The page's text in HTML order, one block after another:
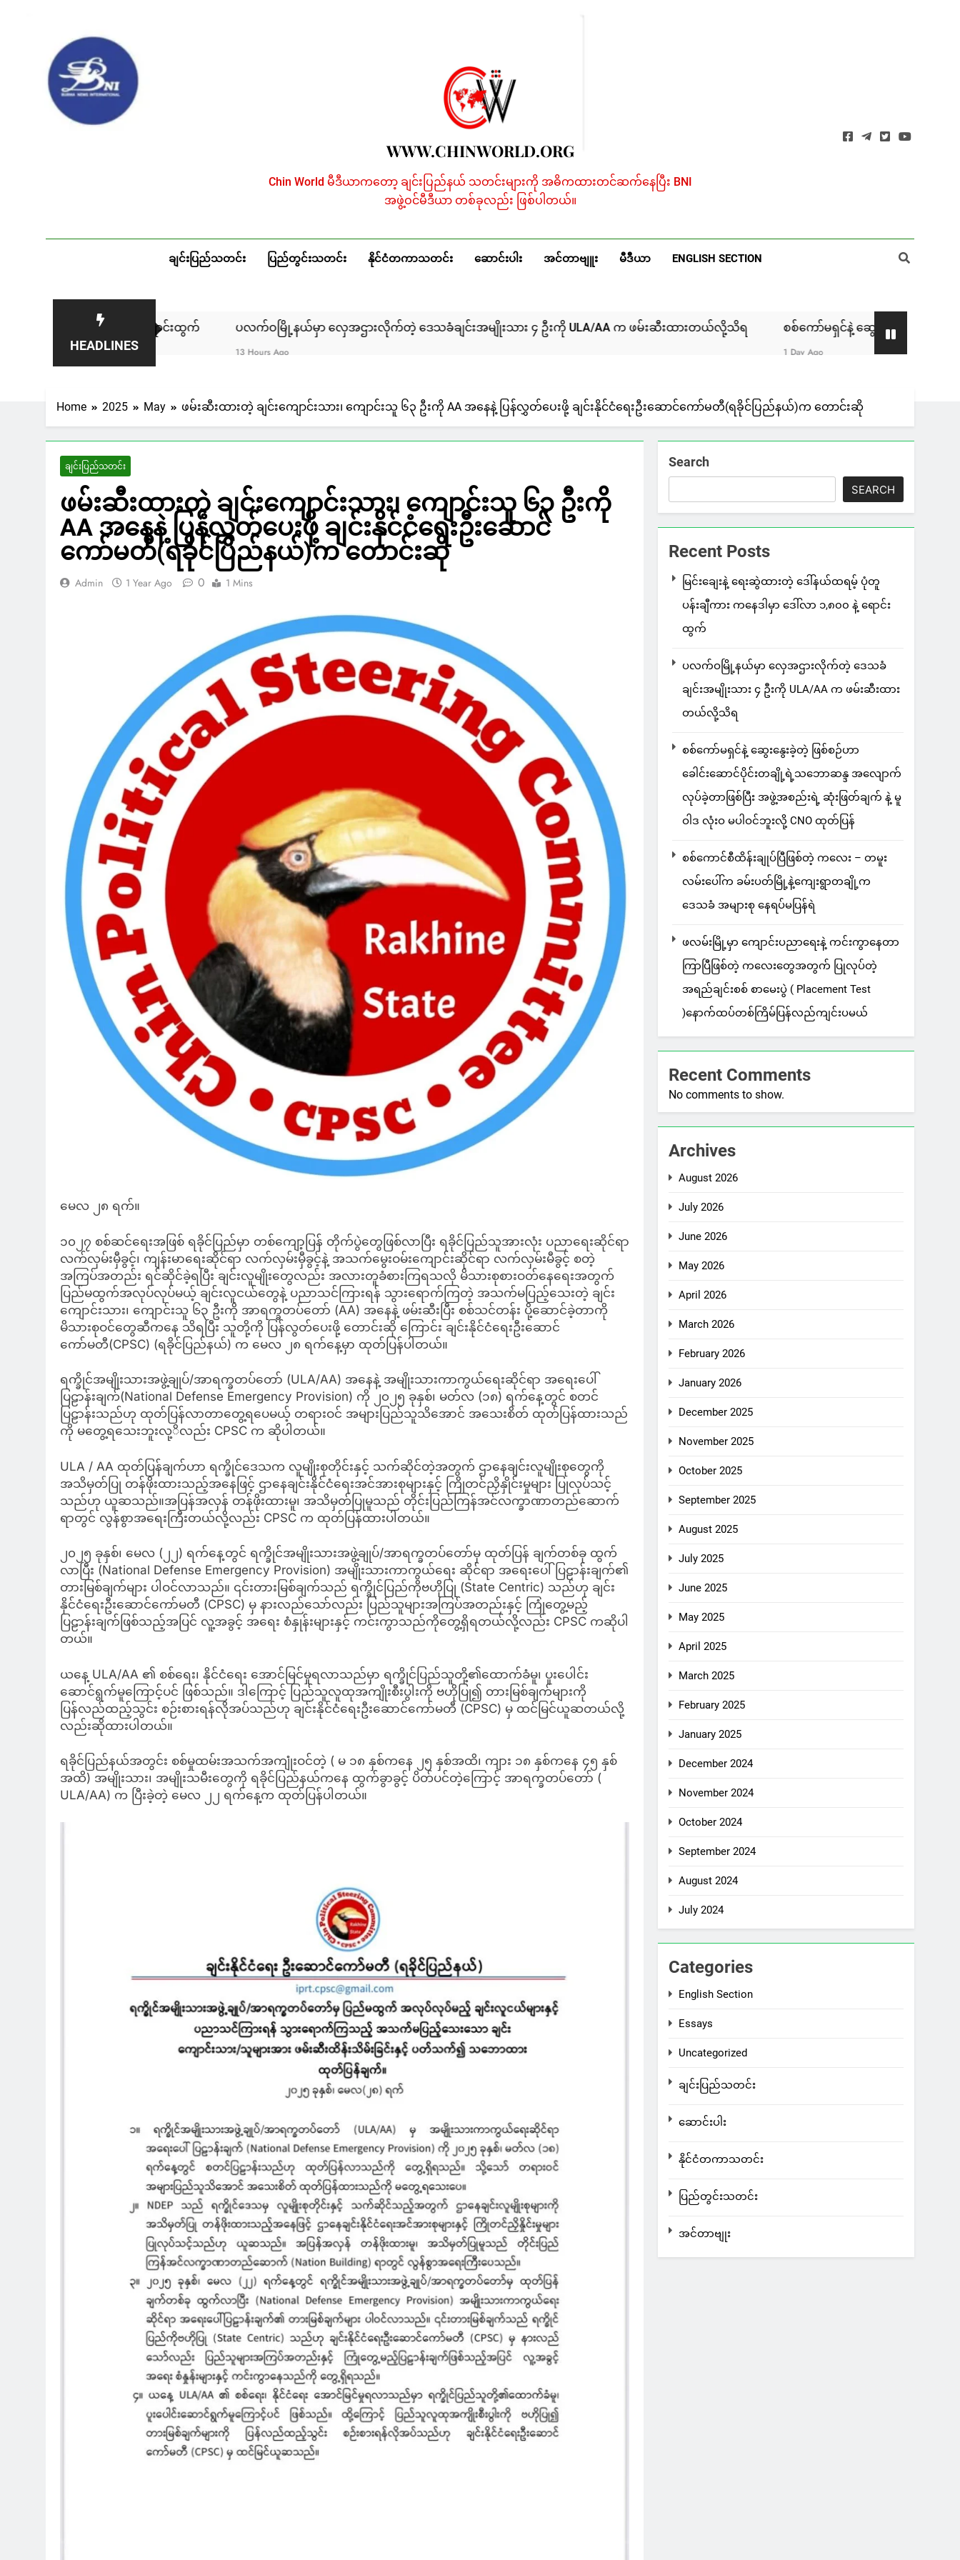
WWW.CHINWORLD.ORG
Chin World မီဒီယာကတော့ ချင်းပြည်နယ် သတင်းများကို အဓိကထားတင်ဆက်နေပြီး BNI
အဖွဲ့ဝင်မီဒီယာ တစ်ခုလည်း ဖြစ်ပါတယ်။
ချင်းပြည်သတင်း ပြည်တွင်းသတင်း နိုင်ငံတကာသတင်း ဆောင်းပါး အင်တာဗျူး မီဒီယာ ENGLISH SECTION
HEADLINES
၁,၈၀၀ နဲ့ ရောင်းထွက် ပလက်ဝမြို့နယ်မှာ လှေအဌားလိုက်တဲ့ ဒေသခံချင်းအမျိုးသား ၄ ဦးကို ULA/AA က ဖမ်းဆီးထားတယ်လို့သိရ စစ်ကော်မရှင်နဲ့ ဆွေးနွေးခဲ့တဲ့ ဖြစ်စဉ်ဟာ ခေါင်းဆော
Home 2025 May ဖမ်းဆီးထားတဲ့ ချင်းကျောင်းသား၊ ကျောင်းသူ ၆၃ ဦးကို AA အနေနဲ့ ပြန်လွှတ်ပေးဖို့ ချင်းနိုင်ငံရေးဦးဆောင်ကော်မတီ(ရခိုင်ပြည်နယ်)က တောင်းဆို
ချင်းပြည်သတင်း
ဖမ်းဆီးထားတဲ့ ချင်းကျောင်းသား၊ ကျောင်းသူ ၆၃ ဦးကို
AA အနေနဲ့ ပြန်လွှတ်ပေးဖို့ ချင်းနိုင်ငံရေးဦးဆောင်
ကော်မတီ(ရခိုင်ပြည်နယ်)က တောင်းဆို
Admin 1 Year Ago 0 1 Mins
မေလ ၂၈ ရက်။
၁၀၂၇ စစ်ဆင်ရေးအဖြစ် ရခိုင်ပြည်မှာ တစ်ကျော့ပြန် တိုက်ပွဲတွေဖြစ်လာပြီး ရခိုင်ပြည်သူအားလုံး ပညာရေးဆိုင်ရာ
လက်လှမ်းမှီခွင့်၊ ကျန်းမာရေးဆိုင်ရာ လက်လှမ်းမှီခွင့်နဲ့ အသက်မွေးဝမ်းကျောင်းဆိုင်ရာ လက်လှမ်းမီခွင့် စတဲ့
အကြပ်အတည်း ရင်ဆိုင်ခဲ့ရပြီး ချင်းလူမျိုးတွေလည်း အလားတူခံစားကြရသလို မိသားစုစားဝတ်နေရေးအတွက်
ပြည်မထွက်အလုပ်လုပ်မယ့် ချင်းလူငယ်တွေနဲ့ ပညာသင်ကြားရန် သွားရောက်ကြတဲ့ အသက်မပြည့်သေးတဲ့ ချင်း
ကျောင်းသား၊ ကျောင်းသူ ၆၃ ဦးကို အာရက္ခတပ်တော် (AA) အနေနဲ့ ဖမ်းဆီးပြီး စစ်သင်တန်း ပို့ဆောင်ခဲ့တာကို
မိသားစုဝင်တွေဆီကနေ သိရပြီး သူတို့ကို ပြန်လွတ်ပေးဖို့ တောင်းဆို ကြောင်း ချင်းနိုင်ငံရေးဦးဆောင်
ကော်မတီ(CPSC) (ရခိုင်ပြည်နယ်) က မေလ ၂၈ ရက်နေ့မှာ ထုတ်ပြန်ပါတယ်။
ရက္ခိုင်အမျိုးသားအဖွဲ့ချုပ်/အာရက္ခတပ်တော် (ULA/AA) အနေနဲ့ အမျိုးသားကာကွယ်ရေးဆိုင်ရာ အရေးပေါ်
ပြဠာန်းချက်(National Defense Emergency Provision) ကို ၂၀၂၅ ခုနှစ်၊ မတ်လ (၁၈) ရက်နေ့တွင် စတင်
ပြဠာန်းသည်ဟု ထုတ်ပြန်လာတာတွေ့ရပေမယ့် တရားဝင် အများပြည်သူသိအောင် အသေးစိတ် ထုတ်ပြန်ထားသည်
ကို မတွေ့ရသေးဘူးလု့ိလည်း CPSC က ဆိုပါတယ်။
ULA / AA ထုတ်ပြန်ချက်ဟာ ရက္ခိုင်ဒေသက လူမျိုးစုတိုင်းနှင့် သက်ဆိုင်တဲ့အတွက် ဌာနေချင်းလူမျိုးစုတွေကို
အသိမှတ်ပြု တန်ဖိုးထားသည့်အနေဖြင့် ဌာနေချင်းနိုင်ငံရေးအင်အားစုများနှင့် ကြိုတင်ညှိနှိုင်းမှုများ ပြုလုပ်သင့်
သည်ဟု ယူဆသည်။အပြန်အလှန် တန်ဖိုးထားမူ၊ အသိမှတ်ပြုမူသည် တိုင်းပြည်ကြန်အင်လက္ခာဏာတည်ဆောက်
ရာတွင် လွန်စွာအရေးကြီးတယ်လို့လည်း CPSC က ထုတ်ပြန်ထားပါတယ်။
၂၀၂၅ ခုနှစ်၊ မေလ (၂၂) ရက်နေ့တွင် ရက္ခိုင်အမျိုးသားအဖွဲ့ချုပ်/အာရက္ခတပ်တော်မှ ထုတ်ပြန် ချက်တစ်ခု ထွက်
လာပြီး (National Defense Emergency Provision) အမျိုးသားကာကွယ်ရေး ဆိုင်ရာ အရေးပေါ်ပြဠာန်းချက်၏
တားမြစ်ချက်များ ပါဝင်လာသည်။ ၎င်းတားမြစ်ချက်သည် ရက္ခိုင်ပြည်ကိုဗဟိုပြု (State Centric) သည်ဟု ချင်း
နိုင်ငံရေးဦးဆောင်ကော်မတီ (CPSC) မှ နားလည်သော်လည်း ပြည်သူများအကြပ်အတည်းနှင့် ကြုံတွေ့မည့်
ပြဠာန်းချက်ဖြစ်သည့်အပြင် လူ့အခွင့် အရေး စံနှုန်းများနှင့် ကင်းကွာသည်ကိုတွေ့ရှိရတယ်လို့လည်း CPSC ကဆိုပါ
တယ်။
ယနေ့ ULA/AA ၏ စစ်ရေး၊ နိုင်ငံရေး အောင်မြင်မှုရလာသည်မှာ ရက္ခိုင်ပြည်သူတို့၏ထောက်ခံမူ၊ ပူးပေါင်း
ဆောင်ရွက်မူကြောင့်ပင် ဖြစ်သည်။ ဒါကြောင့် ပြည်သူလူထုအကျိုးစီးပွါးကို ဗဟိုပြု၍ တားမြစ်ချက်များကို
ပြန်လည်ထည့်သွင်း စဉ်းစားရန်လိုအပ်သည်ဟု ချင်းနိုင်ငံရေးဦးဆောင်ကော်မတီ (CPSC) မှ ထင်မြင်ယူဆတယ်လို့
လည်းဆိုထားပါတယ်။
ရခိုင်ပြည်နယ်အတွင်း စစ်မှုထမ်းအသက်အကျုံးဝင်တဲ့ ( မ ၁၈ နှစ်ကနေ ၂၅ နှစ်အထိ၊ ကျား ၁၈ နှစ်ကနေ ၄၅ နှစ်
အထိ) အမျိုးသား၊ အမျိုးသမီးတွေကို ရခိုင်ပြည်နယ်ကနေ ထွက်ခွာခွင့် ပိတ်ပင်တဲ့ကြောင့် အာရက္ခတပ်တော် (
ULA/AA) က ပြီးခဲ့တဲ့ မေလ ၂၂ ရက်နေ့က ထုတ်ပြန်ပါတယ်။
Search
SEARCH
Recent Posts
မြင်းချေးနဲ့ ရေးဆွဲထားတဲ့ ဒေါ်နယ်ထရမ့် ပုံတူ
ပန်းချီကား ကနေဒါမှာ ဒေါ်လာ ၁,၈၀၀ နဲ့ ရောင်း
ထွက်
ပလက်ဝမြို့နယ်မှာ လှေအဌားလိုက်တဲ့ ဒေသခံ
ချင်းအမျိုးသား ၄ ဦးကို ULA/AA က ဖမ်းဆီးထား
တယ်လို့သိရ
စစ်ကော်မရှင်နဲ့ ဆွေးနွေးခဲ့တဲ့ ဖြစ်စဉ်ဟာ
ခေါင်းဆောင်ပိုင်းတချို့ရဲ့သဘောဆန္ဒ အလျောက်
လုပ်ခဲ့တာဖြစ်ပြီး အဖွဲ့အစည်းရဲ့ ဆုံးဖြတ်ချက် နဲ့ မူ
ဝါဒ လုံးဝ မပါဝင်ဘူးလို့ CNO ထုတ်ပြန်
စစ်ကောင်စီထိန်းချုပ်ပြီဖြစ်တဲ့ ကလေး – တမူး
လမ်းပေါ်က ခမ်းပတ်မြို့နဲ့ကျေးရွာတချို့က
ဒေသခံ အများစု နေရပ်မပြန်ရဲ
ဖလမ်းမြို့မှာ ကျောင်းပညာရေးနဲ့ ကင်းကွာနေတာ
ကြာပြီဖြစ်တဲ့ ကလေးတွေအတွက် ပြုလုပ်တဲ့
အရည်ချင်းစစ် စာမေးပွဲ ( Placement Test
)နောက်ထပ်တစ်ကြိမ်ပြန်လည်ကျင်းပမယ်
Recent Comments
No comments to show.
Archives
August 2026
July 2026
June 2026
May 2026
April 2026
March 2026
February 2026
January 2026
December 2025
November 2025
October 2025
September 2025
August 2025
July 2025
June 2025
May 2025
April 2025
March 2025
February 2025
January 2025
December 2024
November 2024
October 2024
September 2024
August 2024
July 2024
Categories
English Section
Essays
Uncategorized
ချင်းပြည်သတင်း
ဆောင်းပါး
နိုင်ငံတကာသတင်း
ပြည်တွင်းသတင်း
အင်တာဗျုး